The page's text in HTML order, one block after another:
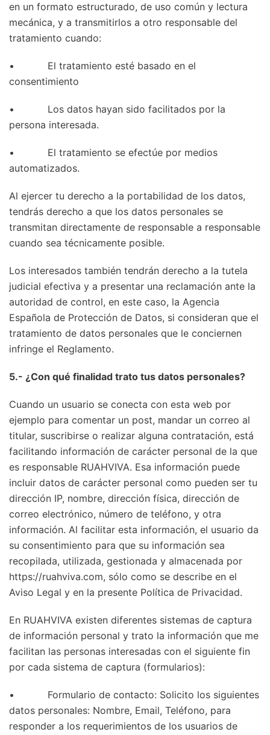
en un formato estructurado, de uso común y lectura
mecánica, y a transmitirlos a otro responsable del
tratamiento cuando:
• El tratamiento esté basado en el
consentimiento
• Los datos hayan sido facilitados por la
persona interesada.
• El tratamiento se efectúe por medios
automatizados.
Al ejercer tu derecho a la portabilidad de los datos,
tendrás derecho a que los datos personales se
transmitan directamente de responsable a responsable
cuando sea técnicamente posible.
Los interesados también tendrán derecho a la tutela
judicial efectiva y a presentar una reclamación ante la
autoridad de control, en este caso, la Agencia
Española de Protección de Datos, si consideran que el
tratamiento de datos personales que le conciernen
infringe el Reglamento.
5.- ¿Con qué finalidad trato tus datos personales?
Cuando un usuario se conecta con esta web por
ejemplo para comentar un post, mandar un correo al
titular, suscribirse o realizar alguna contratación, está
facilitando información de carácter personal de la que
es responsable RUAHVIVA. Esa información puede
incluir datos de carácter personal como pueden ser tu
dirección IP, nombre, dirección física, dirección de
correo electrónico, número de teléfono, y otra
información. Al facilitar esta información, el usuario da
su consentimiento para que su información sea
recopilada, utilizada, gestionada y almacenada por
https://ruahviva.com, sólo como se describe en el
Aviso Legal y en la presente Política de Privacidad.
En RUAHVIVA existen diferentes sistemas de captura
de información personal y trato la información que me
facilitan las personas interesadas con el siguiente fin
por cada sistema de captura (formularios):
• Formulario de contacto: Solicito los siguientes
datos personales: Nombre, Email, Teléfono, para
responder a los requerimientos de los usuarios de